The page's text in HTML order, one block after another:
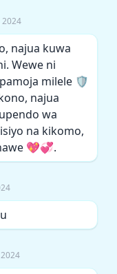
2024
najua kuwa
Wewe ni
milele 🛡️
najua
wa
na kikomo,
💖💞.